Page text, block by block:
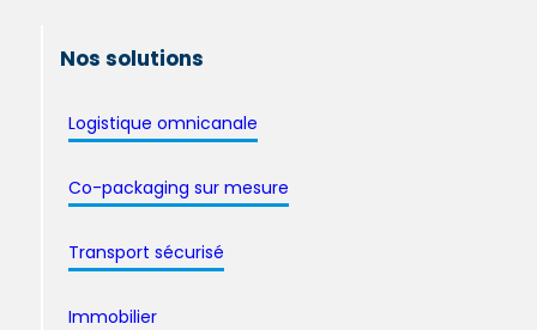
Nos solutions
Logistique omnicanale
Co-packaging sur mesure
Transport sécurisé
Immobilier